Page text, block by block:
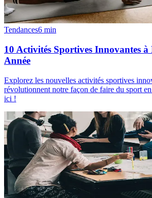
Tendances6 min
10 Activités Sportives Innovantes à
Année
Explorez les nouvelles activités sportives
révolutionnent notre façon de faire du sport
ici !